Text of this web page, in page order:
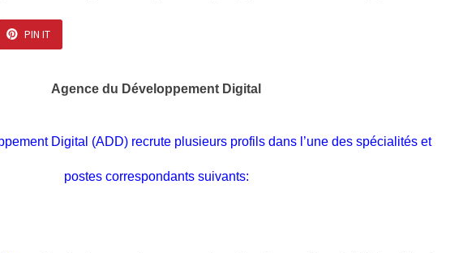
PIN IT
Agence du Développement Digital
Digital (ADD) recrute plusieurs profils dans l’une des spécialités et
postes correspondants suivants: